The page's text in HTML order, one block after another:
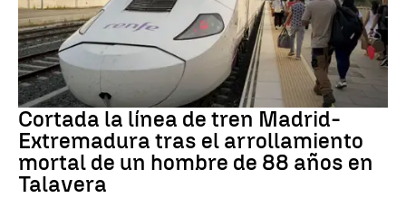
Trenes
Cortada la línea de tren Madrid-
Extremadura tras el arrollamiento
mortal de un hombre de 88 años en
Talavera